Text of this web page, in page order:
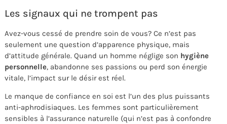
Les signaux qui ne trompent pas
Avez-vous cessé de prendre soin de vous? Ce n’est pas
seulement une question d’apparence physique, mais
d’attitude générale. Quand un homme néglige son hygiène
personnelle, abandonne ses passions ou perd son énergie
vitale, l’impact sur le désir est réel.
Le manque de confiance en soi est l’un des plus puissants
anti-aphrodisiaques. Les femmes sont particulièrement
sensibles à l’assurance naturelle (qui n’est pas à confondre